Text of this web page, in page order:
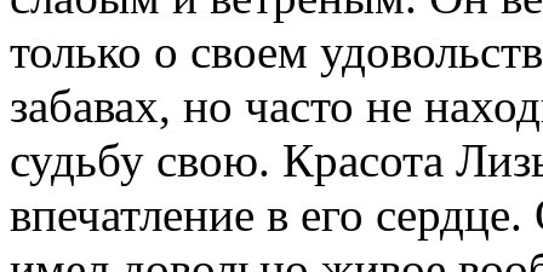
только о своем
забавах, но часто не
судьбу свою. Красота
впечатление в его